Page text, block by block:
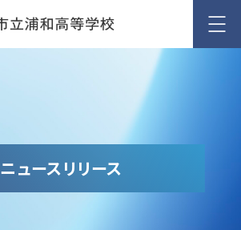
ニュースリリース